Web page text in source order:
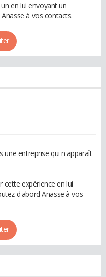
en lui envoyant un
à vos contacts.
une entreprise qui n'apparaît
cette expérience en lui
d'abord Anasse à vos